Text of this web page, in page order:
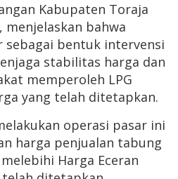
Kabupaten Toraja
menjelaskan bahwa
sebagai bentuk intervensi
stabilitas harga dan
memperoleh LPG
yang telah ditetapkan.
operasi pasar ini
harga penjualan tabung
Harga Eceran